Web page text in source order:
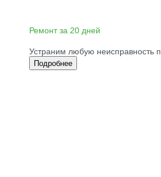
Ремонт за 20 дней
Устраним любую неисправность
Подробнее